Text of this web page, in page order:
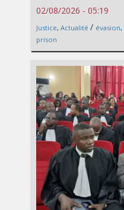
02/08/2026 - 05:19
Justice, Actualité / évasion,
prison